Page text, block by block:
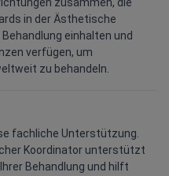
in der Ästhetische
einhalten und
verfügen, um
zu behandeln.
fachliche Unterstützung.
Koordinator unterstützt
Behandlung und hilft